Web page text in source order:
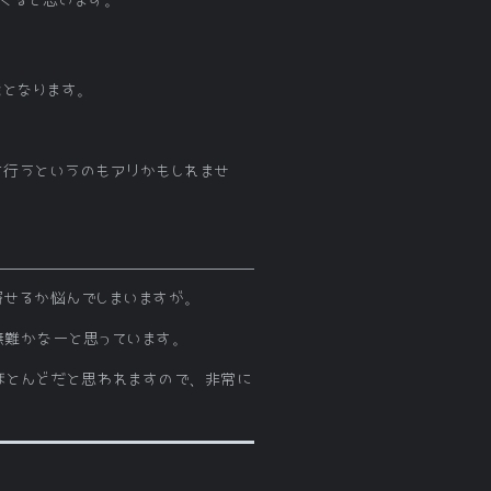
なります。
というのもアリかもしれませ
か悩んでしまいますが。
なーと思っています。
んどだと思われますので、非常に